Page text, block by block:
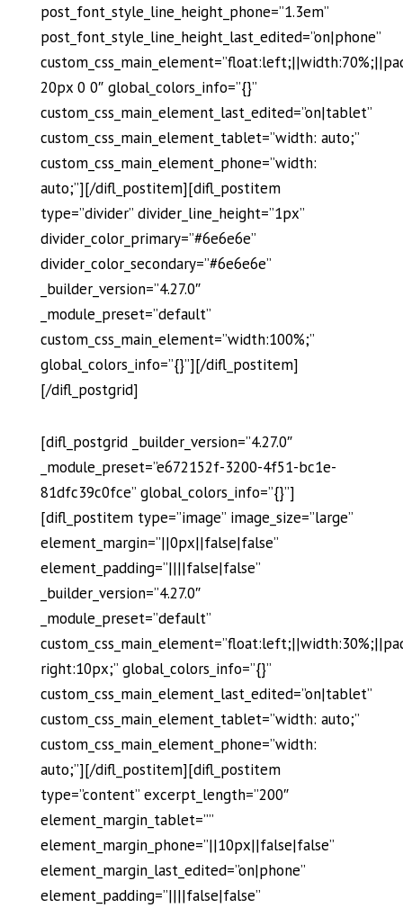
post_font_style_line_height_phone=”1.3em”
post_font_style_line_height_last_edited=”on|phone”
20px 0 0″ global_colors_info=”{}”
custom_css_main_element_last_edited=”on|tablet”
custom_css_main_element_tablet=”width: auto;”
custom_css_main_element_phone=”width:
auto;”][/difl_postitem][difl_postitem
type=”divider” divider_line_height=”1px”
divider_color_primary=”#6e6e6e”
divider_color_secondary=”#6e6e6e”
_builder_version=”4.27.0″
_module_preset=”default”
custom_css_main_element=”width:100%;”
global_colors_info=”{}”][/difl_postitem]
[/difl_postgrid]
[difl_postgrid _builder_version=”4.27.0″
_module_preset=”e672152f-3200-4f51-bc1e-
81dfc39c0fce” global_colors_info=”{}”]
[difl_postitem type=”image” image_size=”large”
element_margin=”||0px||false|false”
element_padding=”||||false|false”
_builder_version=”4.27.0″
_module_preset=”default”
right:10px;” global_colors_info=”{}”
custom_css_main_element_last_edited=”on|tablet”
custom_css_main_element_tablet=”width: auto;”
custom_css_main_element_phone=”width:
auto;”][/difl_postitem][difl_postitem
type=”content” excerpt_length=”200″
element_margin_tablet=””
element_margin_phone=”||10px||false|false”
element_margin_last_edited=”on|phone”
element_padding=”||||false|false”